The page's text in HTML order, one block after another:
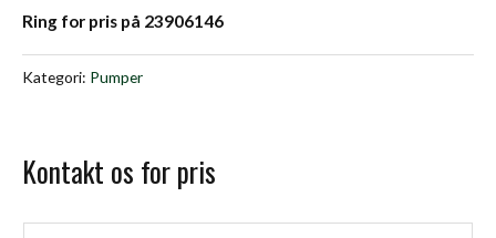
Ring for pris på 23906146
Kategori: Pumper
Kontakt os for pris